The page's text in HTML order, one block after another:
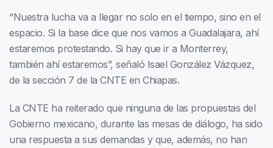
“Nuestra lucha va a llegar no solo en el tiempo, sino en el
espacio. Si la base dice que nos vamos a Guadalajara, ahí
estaremos protestando. Si hay que ir a Monterrey,
también ahí estaremos”, señaló Isael González Vázquez,
de la sección 7 de la CNTE en Chiapas.
La CNTE ha reiterado que ninguna de las propuestas del
Gobierno mexicano, durante las mesas de diálogo, ha sido
una respuesta a sus demandas y que, además, no han